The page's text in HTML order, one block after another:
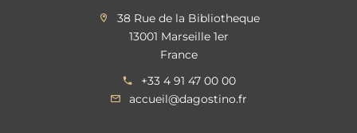
38 Rue de la Bibliotheque
13001 Marseille 1er
France
+33 4 91 47 00 00
accueil@dagostino.fr